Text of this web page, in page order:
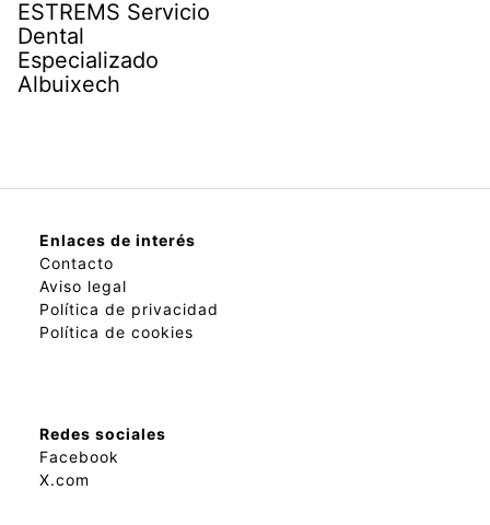
ESTREMS Servicio
Dental
Especializado
Albuixech
Enlaces de interés
Contacto
Aviso legal
Política de privacidad
Política de cookies
Redes sociales
Facebook
X.com